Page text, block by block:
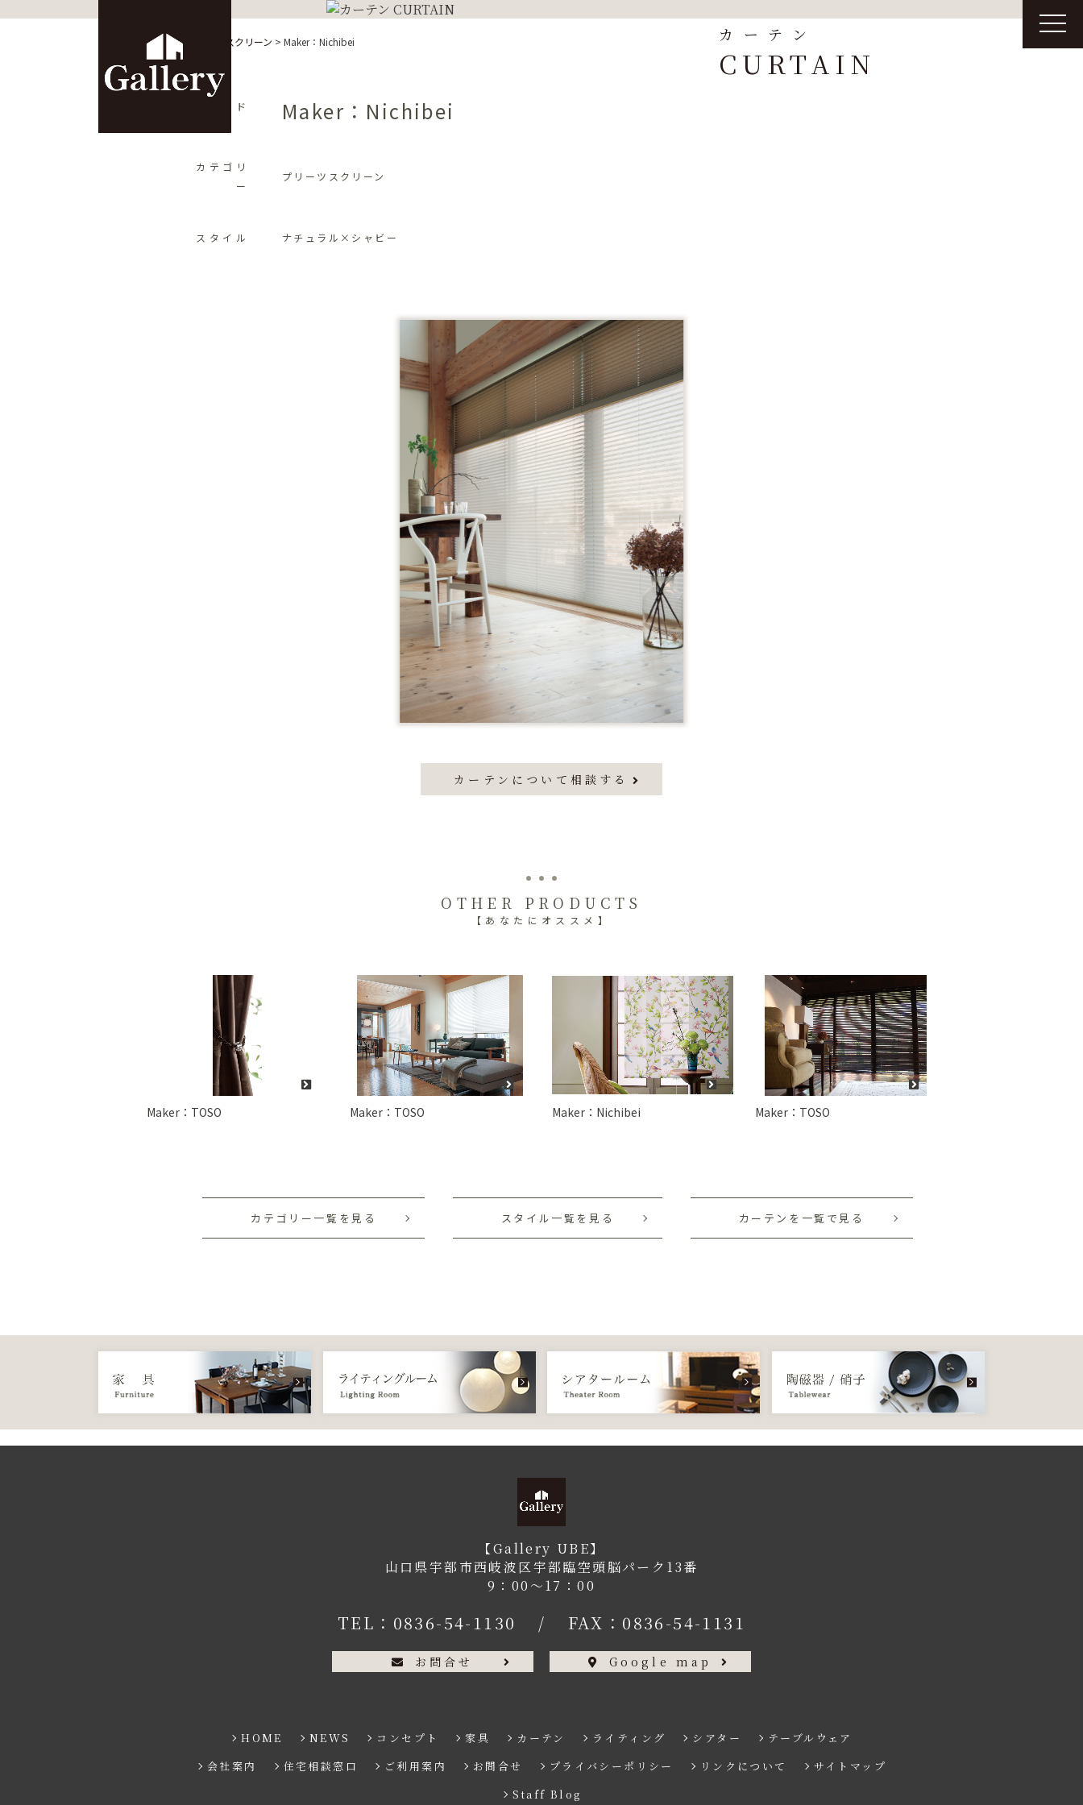
カーテン
CURTAIN
t
o
カーテン> プリーツスクリーン > Maker：Nichibei
ブランド Maker：Nichibei
カテゴリ
ー
プリーツスクリーン
スタイル ナチュラル×シャビー
カーテンについて相談する
OTHER PRODUCTS
【あなたにオススメ】
Maker：TOSO Maker：TOSO Maker：Nichibei Maker：TOSO
カテゴリー一覧を見る スタイル一覧を見る カーテンを一覧で見る
【Gallery UBE】
山口県宇部市西岐波区宇部臨空頭脳パーク13番
9：00〜17：00
TEL： 0836-54-1130 / FAX：0836-54-1131
お問合せ Google map
HOME NEWS コンセプト 家具 カーテン ライティング シアター
テーブルウェア
会社案内
住宅相談窓口 ご利用案内 お問合せ プライバシーポリシー リンクについて
サイトマップ
Staff Blog